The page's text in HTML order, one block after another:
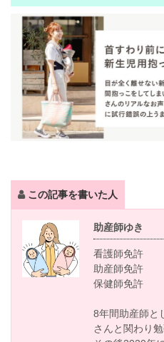
この記事を書いた人
助産師ゆき
看護師免許
助産師免許
保健師免許
8年間助産師と
さんと関わり